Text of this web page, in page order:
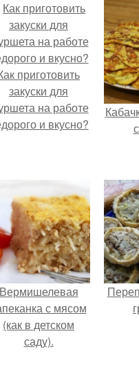
приготовить
закуски для
на работе
и вкусно?
Вермишелевая
с мясом
(как в детском
саду).